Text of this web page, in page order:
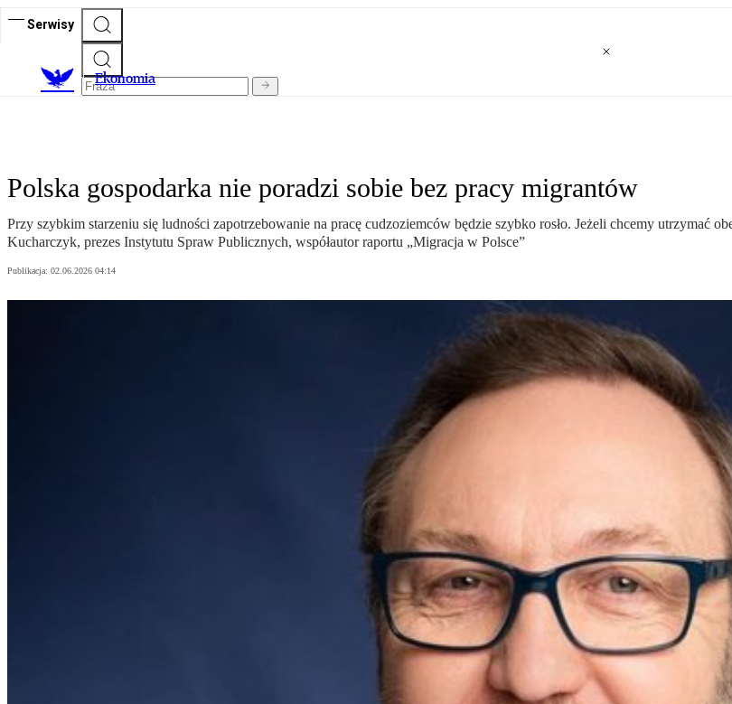
Serwisy
Ekonomia
Polska gospodarka nie poradzi sobie bez pracy migrantów
Przy szybkim starzeniu się ludności zapotrzebowanie na pracę cudzoziemców będzie szybko rosło. Jeżeli chcemy utrzymać
Kucharczyk, prezes Instytutu Spraw Publicznych, współautor raportu „Migracja w Polsce”
Publikacja: 02.06.2026 04:14